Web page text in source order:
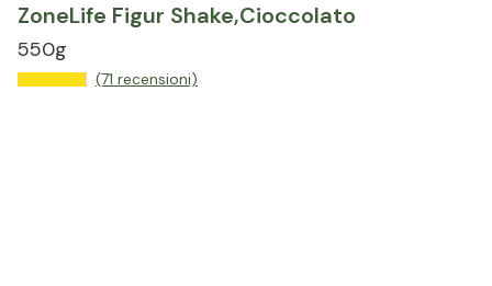
ZoneLife Figur Shake,Cioccolato
550g
(71 recensioni)